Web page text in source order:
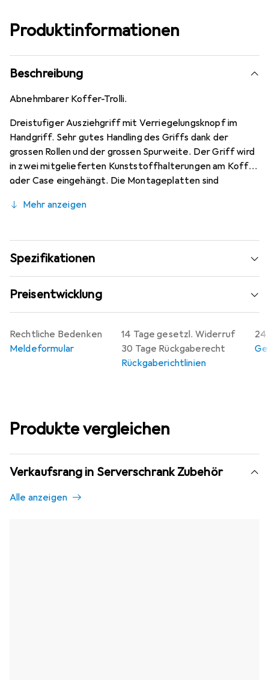
Produktinformationen
Beschreibung
Abnehmbarer Koffer-Trolli.
Dreistufiger Ausziehgriff mit Verriegelungsknopf im
Handgriff. Sehr gutes Handling des Griffs dank der
grossen Rollen und der grossen Spurweite. Der Griff wird
in zwei mitgelieferten Kunststoffhalterungen am Koffer
oder Case eingehängt. Die Montageplatten sind
ältere Griffe eins zu eins ersetzt werden können.
Mehr anzeigen
Spezifikationen
Preisentwicklung
14 Tage gesetzl. Widerruf
30 Tage Rückgaberecht
Rückgaberichtlinien
24
Rechtliche Bedenken
Meldeformular
Produkte vergleichen
Verkaufsrang in Serverschrank Zubehör
Alle anzeigen